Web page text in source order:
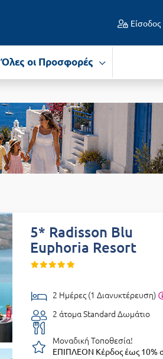
Είσοδος
Όλες οι Προσφορές
5* Radisson Blu
Euphoria Resort
2 Ημέρες (1 Διανυκτέρευση)
2 άτομαStandard Δωμάτιο
Μοναδική Τοποθεσία!
ΕΠΙΠΛΕΟΝ Κέρδος έως 10%